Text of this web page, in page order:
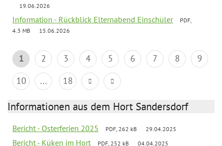
19.06.2026
Information - Rückblick Elternabend Einschüler
PDF,
4.3 MB
15.06.2026
1 2 3 4 5 6 7 8
9
10
... 18
Informationen aus dem Hort Sandersdorf
Bericht - Osterferien 2025 PDF, 262 kB 29.04.2025
Bericht - Küken im Hort PDF, 252 kB 04.04.2025